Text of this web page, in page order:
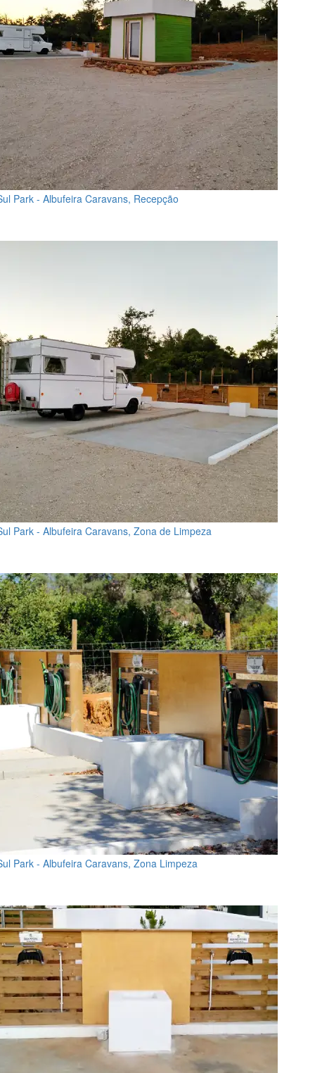
Park - Albufeira Caravans, Recepção
Park - Albufeira Caravans, Zona de Limpeza
Park - Albufeira Caravans, Zona Limpeza